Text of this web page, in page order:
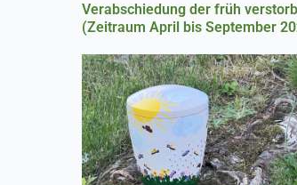
Verabschiedung der früh
(Zeitraum April bis September